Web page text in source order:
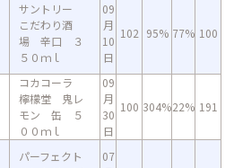
サントリー
こだわり酒
場 辛口 ３
５０ｍｌ
09
月
10
日
102 95% 77% 100
コカコーラ
檸檬堂 鬼レ
モン 缶 ５
００ｍｌ
09
月
30
日
100 304%22% 191
パーフェクト
07